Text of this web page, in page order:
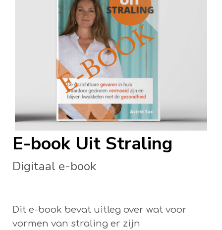
E-book Uit Straling
Digitaal e-book
Dit e-book bevat uitleg over wat voor
vormen van straling er zijn